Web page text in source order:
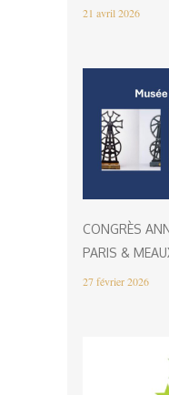
21 avril 2026
CONGRÈS
PARIS &
27 février 2026